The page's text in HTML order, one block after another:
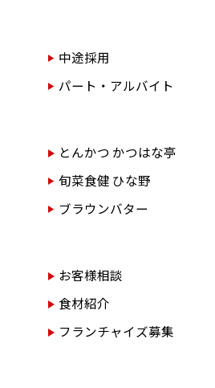
中途採用
パート・アルバイト
とんかつ かつはな亭
旬菜食健 ひな野
ブラウンバター
お客様相談
食材紹介
フランチャイズ募集